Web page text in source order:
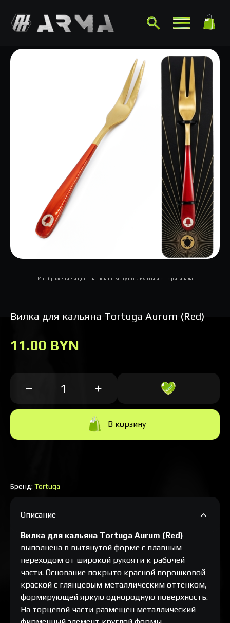
Изображение и цвет на экране могут отличаться от оригинала
Вилка для кальяна Tortuga Aurum (Red)
Бренд: Tortuga
11.00 BYN
В корзину
Описание
Вилка для кальяна Tortuga Aurum (Red) -
выполнена в вытянутой форме с плавным
переходом от широкой рукояти к рабочей
части. Основание покрыто красной порошковой
краской с глянцевым металлическим оттенком,
формирующей яркую однородную поверхность.
На торцевой части размещен металлический